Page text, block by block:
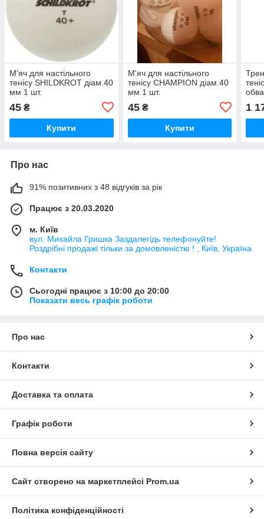
М'яч для настільного
тенісу SHILDKROT діам.40
мм 1 шт.
45 ₴
Купити
М'яч для настільного
тенісу CHAMPION діам.40
мм 1 шт.
45₴
Купити
1
Про нас
91% позитивних з 48 відгуків за рік
Працює з 20.03.2020
м. Київ
вул. Михайла Гришка Заздалегiдь телефонуйте!
Роздрібні продажі тiльки за домовленістю ! , Київ, Україна
Контакти
Сьогодні працює з 10:00 до 20:00
Показати весь графік роботи
Про нас
Контакти
Доставка та оплата
Графік роботи
Повна версія сайту
Сайт створено на маркетплейсі Prom.ua
Політика конфіденційності